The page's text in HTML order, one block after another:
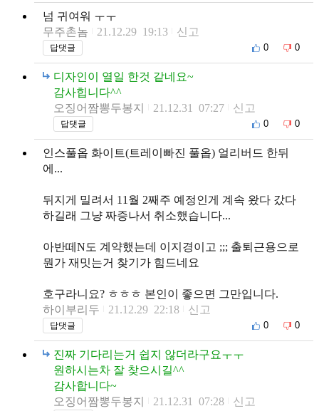
넘 귀여워 ㅜㅜ
무주촌놈
21.12.29 19:13 신고
답댓글 0 0
디자인이 열일 한것 같네요~
감사힙니다^^
오징어짬뽕두봉지
21.12.31 07:27 신고
답댓글 0 0
인스풀옵 화이트(트레이빠진 풀옵) 얼리버드 한뒤
에...
뒤지게 밀려서 11월 2째주 예정인게 계속 왔다 갔다
하길래 그냥 짜증나서 취소했습니다...
아반떼N도 계약했는데 이지경이고 ;;; 출퇴근용으로
뭔가 재밋는거 찾기가 힘드네요
호구라니요? ㅎㅎㅎ 본인이 좋으면 그만입니다.
하이부리두
21.12.29 22:18 신고
답댓글 0 0
진짜 기다리는거 쉽지 않더라구요ㅜㅜ
원하시는차 잘 찾으시길^^
감사합니다~
오징어짬뽕두봉지
21.12.31 07:28 신고